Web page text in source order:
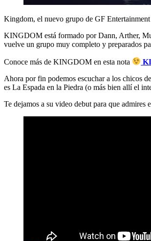
Kingdom, el nuevo grupo de GF Entertainment
KINGDOM está formado por Dann, Arther,
vuelve un grupo muy completo y preparados
Conoce más de KINGDOM en esta nota
Ahora por fin podemos escuchar a los chicos
es La Espada en la Piedra (o más bien allí el
Te dejamos a su video debut para que